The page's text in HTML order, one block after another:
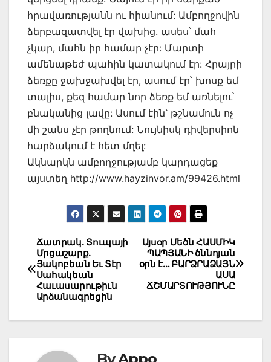
հրավառությանն ու հիանում: Ամբողջովին
ձերբազատվել էր վախից. ասես՝ մահ
չկար, մահն իր համար չէր: Մարտի
ամենաթեժ պահին կատակում էր: Հրայրի
ձեռքը ջախջախվել էր, ասում էր՝ խոսք եմ
տալիս, քեզ համար նոր ձեռք եմ առնելու՝
բնականից լավը: Ասում էին՝ թշնամուն ոչ
մի շանս չէր թողնում: Նույնիսկ դիվերսիոն
հարձակում է հետ մղել:
Ակնարկն ամբողջությամբ կարդացեք
այստեղ http://www.hayzinvor.am/99426.html
Post
navigation
Այսօր Մեծն ՀԱՍՄԻԿ
ՊԱՊՅԱՆԻ ծննդյան
օրն է… ԲԱՐՁՐԱՁԱՅՆ
ԱՍԱ
ՃՇՄԱՐՏՈՒԹՅՈՒՆԸ
Ճատրակ. Տուպայի
Մրցաշարք.
Յակոբեան Եւ Տէր
Սահակեան
Հաւասարութիւն
Արձանագրեցին
ByAppo